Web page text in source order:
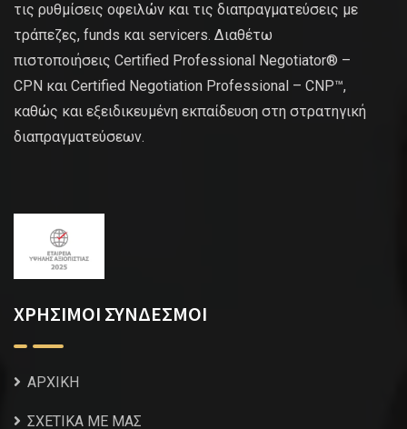
τις ρυθμίσεις οφειλών και τις διαπραγματεύσεις με
τράπεζες, funds και servicers. Διαθέτω
πιστοποιήσεις Certified Professional Negotiator® –
CPN και Certified Negotiation Professional – CNP™,
καθώς και εξειδικευμένη εκπαίδευση στη στρατηγική
διαπραγματεύσεων.
ΧΡΗΣΙΜΟΙ ΣΥΝΔΕΣΜΟΙ
ΑΡΧΙΚΗ
ΣΧΕΤΙΚΑ ΜΕ ΜΑΣ